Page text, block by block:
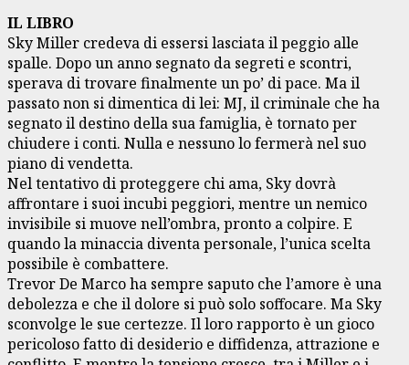
IL LIBRO
Sky Miller credeva di essersi lasciata il peggio alle
spalle. Dopo un anno segnato da segreti e scontri,
sperava di trovare finalmente un po’ di pace. Ma il
passato non si dimentica di lei: MJ, il criminale che ha
segnato il destino della sua famiglia, è tornato per
chiudere i conti. Nulla e nessuno lo fermerà nel suo
piano di vendetta.
Nel tentativo di proteggere chi ama, Sky dovrà
affrontare i suoi incubi peggiori, mentre un nemico
invisibile si muove nell’ombra, pronto a colpire. E
quando la minaccia diventa personale, l’unica scelta
possibile è combattere.
Trevor De Marco ha sempre saputo che l’amore è una
debolezza e che il dolore si può solo soffocare. Ma Sky
sconvolge le sue certezze. Il loro rapporto è un gioco
pericoloso fatto di desiderio e diffidenza, attrazione e